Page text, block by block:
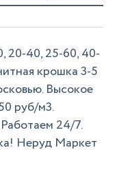
20-40, 25-60, 40-
крошка 3-5
Высокое
руб/м3.
24/7.
Неруд Маркет